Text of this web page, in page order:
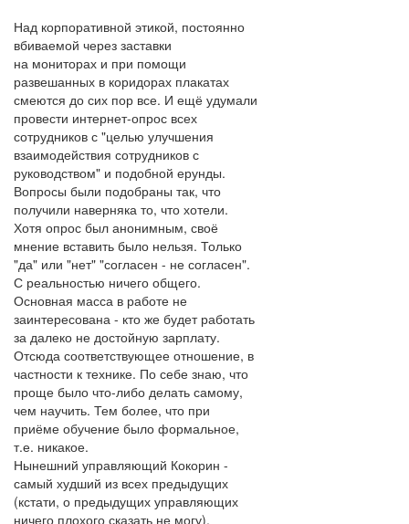
Над корпоративной этикой, постоянно
вбиваемой через заставки
на мониторах и при помощи
развешанных в коридорах плакатах
смеются до сих пор все. И ещё удумали
провести интернет-опрос всех
сотрудников с "целью улучшения
взаимодействия сотрудников с
руководством" и подобной ерунды.
Вопросы были подобраны так, что
получили наверняка то, что хотели.
Хотя опрос был анонимным, своё
мнение вставить было нельзя. Только
"да" или "нет" "согласен - не согласен".
С реальностью ничего общего.
Основная масса в работе не
заинтересована - кто же будет работать
за далеко не достойную зарплату.
Отсюда соответствующее отношение, в
частности к технике. По себе знаю, что
проще было что-либо делать самому,
чем научить. Тем более, что при
приёме обучение было формальное,
т.е. никакое.
Нынешний управляющий Кокорин -
самый худший из всех предыдущих
(кстати, о предыдущих управляющих
ничего плохого сказать не могу).